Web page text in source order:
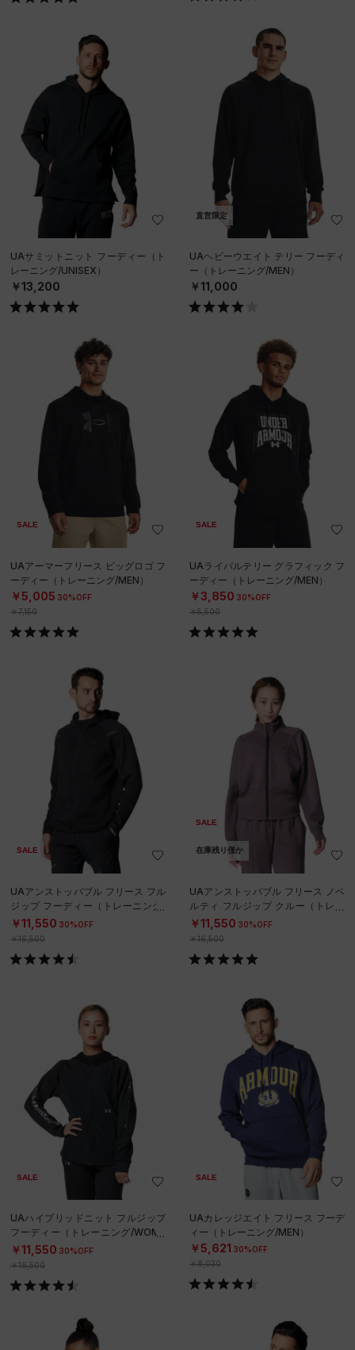
UAサミットニット フーディー（ト
レーニング/UNISEX）
￥13,200
直営限定
UAヘビーウエイト テリー フーディ
ー（トレーニング/MEN）
￥11,000
SALE
UAアーマーフリース ビッグロゴ フ
ーディー（トレーニング/MEN）
￥5,005 30%OFF
￥7,150
SALE
UAライバルテリー グラフィック フ
ーディー（トレーニング/MEN）
￥3,850 30%OFF
￥5,500
SALE
UAアンストッパブル フリース フル
ジップ フーディー（トレーニング/
MEN）
￥11,550 30%OFF
￥16,500
SALE
在庫残り僅か
UAアンストッパブル フリース ノベ
ルティ フルジップ クルー（トレー
ニング/WOMEN）
￥11,550 30%OFF
￥16,500
SALE
UAハイブリッドニット フルジップ
フーディー（トレーニング/WOME
N）
￥11,550 30%OFF
￥16,500
SALE
UAカレッジエイト フリース フーデ
ィー（トレーニング/MEN）
￥5,621 30%OFF
￥8,030